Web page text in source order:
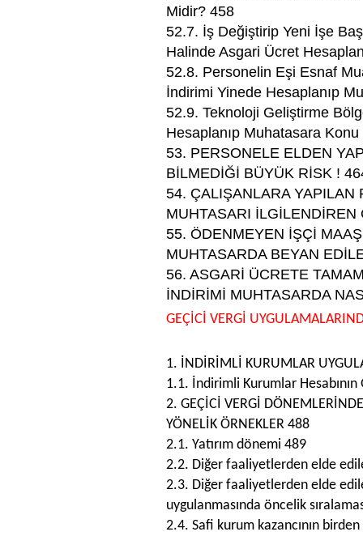
Midir? 458
52.7. İş Değiştirip Yeni İşe
Halinde Asgari Ücret
52.8. Personelin Eşi Esnaf
İndirimi Yinede Hesaplanıp
52.9. Teknoloji Geliştirme
Hesaplanıp Muhatasara
53. PERSONELE ELDEN
BİLMEDİĞİ BÜYÜK RİSK !
54. ÇALIŞANLARA
MUHTASARI İLGİLENDİREN
55. ÖDENMEYEN İŞÇİ
MUHTASARDA BEYAN
56. ASGARİ ÜCRETE
İNDİRİMİ MUHTASARDA
GEÇİCİ VERGİ
1. İNDİRİMLİ KURUMLAR
1.1. İndirimli Kurumlar
2. GEÇİCİ VERGİ
YÖNELİK ÖRNEKLER 488
2.1. Yatırım dönemi 489
2.2. Diğer faaliyetlerden elde
2.3. Diğer faaliyetlerden elde
uygulanmasında öncelik
2.4. Safi kurum kazancının